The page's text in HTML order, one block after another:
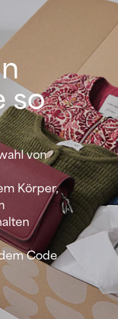
für einen
man ihn
Rock
hat
Modell
Look
und
so
von
Körper,
Code